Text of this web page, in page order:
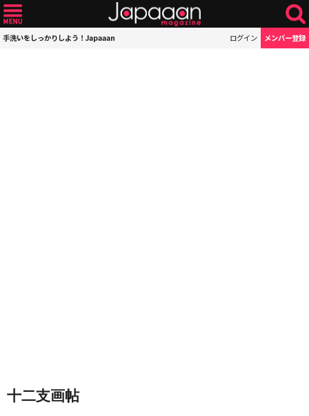
手洗いをしっかりしよう！Japaaan ログイン メンバー登録
十二支画帖